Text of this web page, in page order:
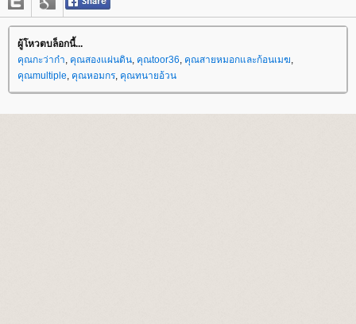
ผู้โหวตบล็อกนี้...
คุณกะว่าก๋า, คุณสองแผ่นดิน, คุณtoor36, คุณสายหมอกและก้อนเมฆ,
คุณmultiple, คุณหอมกร, คุณทนายอ้วน